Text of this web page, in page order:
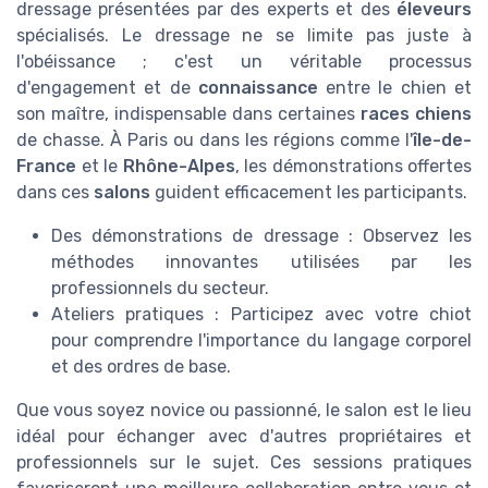
dressage présentées par des experts et des éleveurs
spécialisés. Le dressage ne se limite pas juste à
l'obéissance ; c'est un véritable processus
d'engagement et de connaissance entre le chien et
son maître, indispensable dans certaines races chiens
de chasse. À Paris ou dans les régions comme l'île-de-
France et le Rhône-Alpes, les démonstrations offertes
dans ces salons guident efficacement les participants.
Des démonstrations de dressage : Observez les
méthodes innovantes utilisées par les
professionnels du secteur.
Ateliers pratiques : Participez avec votre chiot
pour comprendre l'importance du langage corporel
et des ordres de base.
Que vous soyez novice ou passionné, le salon est le lieu
idéal pour échanger avec d'autres propriétaires et
professionnels sur le sujet. Ces sessions pratiques